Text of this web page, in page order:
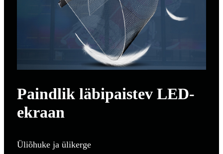
Paindlik läbipaistev LED-
ekraan
Üliõhuke ja ülikerge